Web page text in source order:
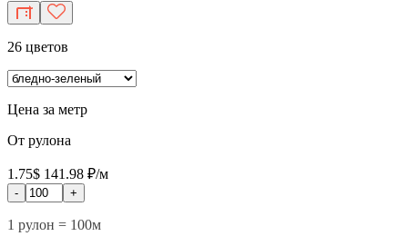
26 цветов
Цена за метр
От рулона
1.75$ 141.98 ₽/м
- +
1 рулон = 100м